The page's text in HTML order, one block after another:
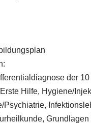
der 10
Hilfe, Hygiene/